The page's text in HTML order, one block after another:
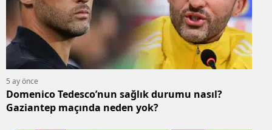
5 ay önce
Domenico Tedesco’nun sağlık durumu nasıl?
Gaziantep maçında neden yok?